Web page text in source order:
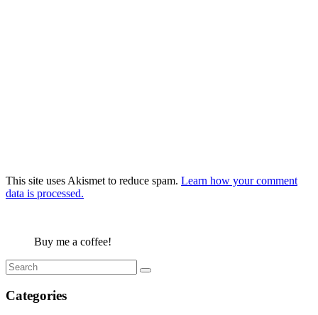
This site uses Akismet to reduce spam. Learn how your comment
data is processed.
Buy me a coffee!
Categories